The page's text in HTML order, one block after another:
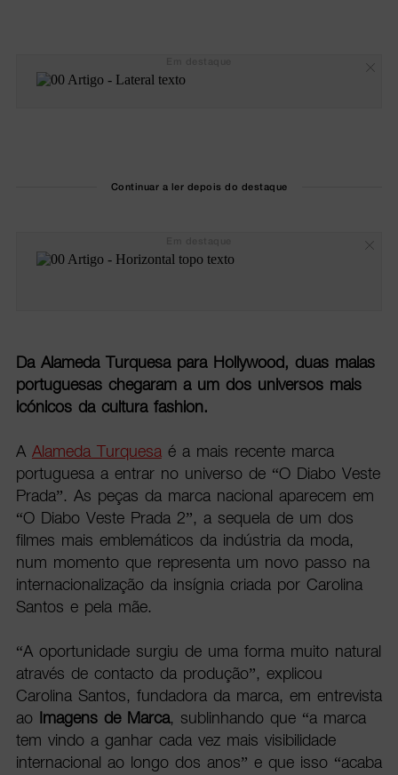
Continuar a ler depois do destaque
Da Alameda Turquesa para Hollywood, duas malas
portuguesas chegaram a um dos universos mais
icónicos da cultura fashion.
A Alameda Turquesaé a mais recente marca
portuguesa a entrar no universo de “O Diabo Veste
Prada”. As peças da marca nacional aparecem em
“O Diabo Veste Prada 2”, a sequela de um dos
filmes mais emblemáticos da indústria da moda,
num momento que representa um novo passo na
internacionalização da insígnia criada por Carolina
Santos e pela mãe.
“A oportunidade surgiu de uma forma muito natural
através de contacto da produção”, explicou
Carolina Santos, fundadora da marca, em entrevista
ao Imagens de Marca, sublinhando que “a marca
tem vindo a ganhar cada vez mais visibilidade
internacional ao longo dos anos” e que isso “acaba